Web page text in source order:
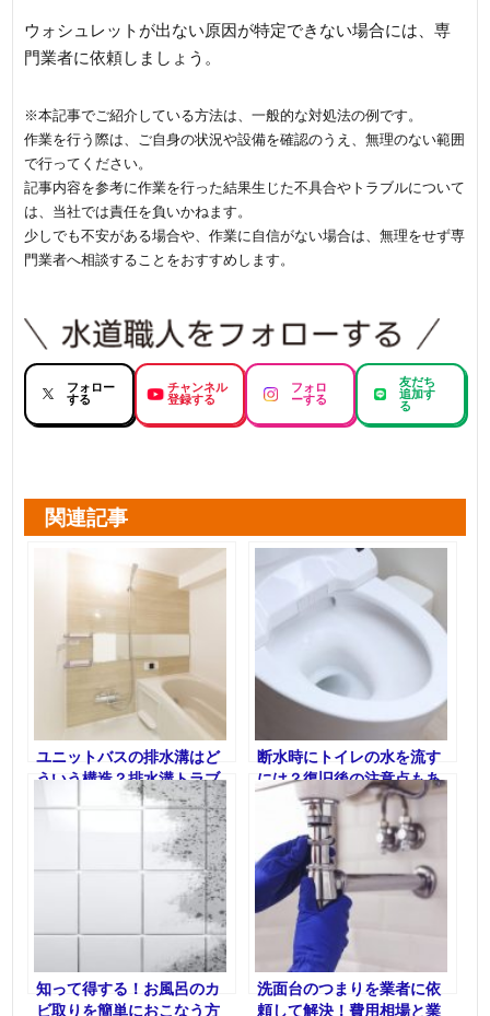
ウォシュレットが出ない原因が特定できない場合には、専
門業者に依頼しましょう。
※本記事でご紹介している方法は、一般的な対処法の例です。
作業を行う際は、ご自身の状況や設備を確認のうえ、無理のない範囲
で行ってください。
記事内容を参考に作業を行った結果生じた不具合やトラブルについて
は、当社では責任を負いかねます。
少しでも不安がある場合や、作業に自信がない場合は、無理をせず専
門業者へ相談することをおすすめします。
フォロー
する
チャンネル
登録する
フォロ
ーする
友だち
追加す
る
関連記事
ユニットバスの排水溝はど
ういう構造？排水溝トラブ
ルの解決方法とあわせて解
断水時にトイレの水を流す
には？復旧後の注意点もあ
わせて解説！
知って得する！お風呂のカ
ビ取りを簡単におこなう方
洗面台のつまりを業者に依
頼して解決！費用相場と業